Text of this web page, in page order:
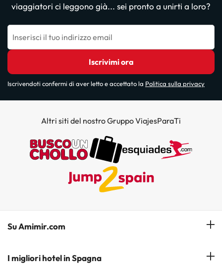
viaggiatori ci leggono già... sei pronto a unirti a loro?
Inserisci il tuo indirizzo email
Iscrivimi ora
Iscrivendoti confermi di aver letto e accettato la Politica sulla privacy
Altri siti del nostro Gruppo ViajesParaTi
Su Amimir.com
Il Nostro Team
I migliori hotel in Spagna